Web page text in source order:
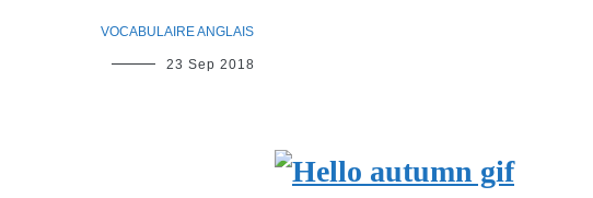
VOCABULAIRE ANGLAIS
LinguiLD 23 Sep 2018